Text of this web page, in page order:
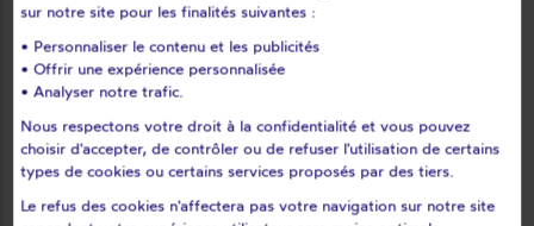
Morlaix
Névez
Pencran
Penmarch
Peumerit
Peumérit
sur notre site pour les finalités suivantes :
• Personnaliser le contenu et les publicités
• Offrir une expérience personnalisée
• Analyser notre trafic.
Nous respectons votre droit à la confidentialité et vous pouvez
choisir d'accepter, de contrôler ou de refuser l'utilisation de certains
types de cookies ou certains services proposés par des tiers.
Le refus des cookies n'affectera pas votre navigation sur notre site